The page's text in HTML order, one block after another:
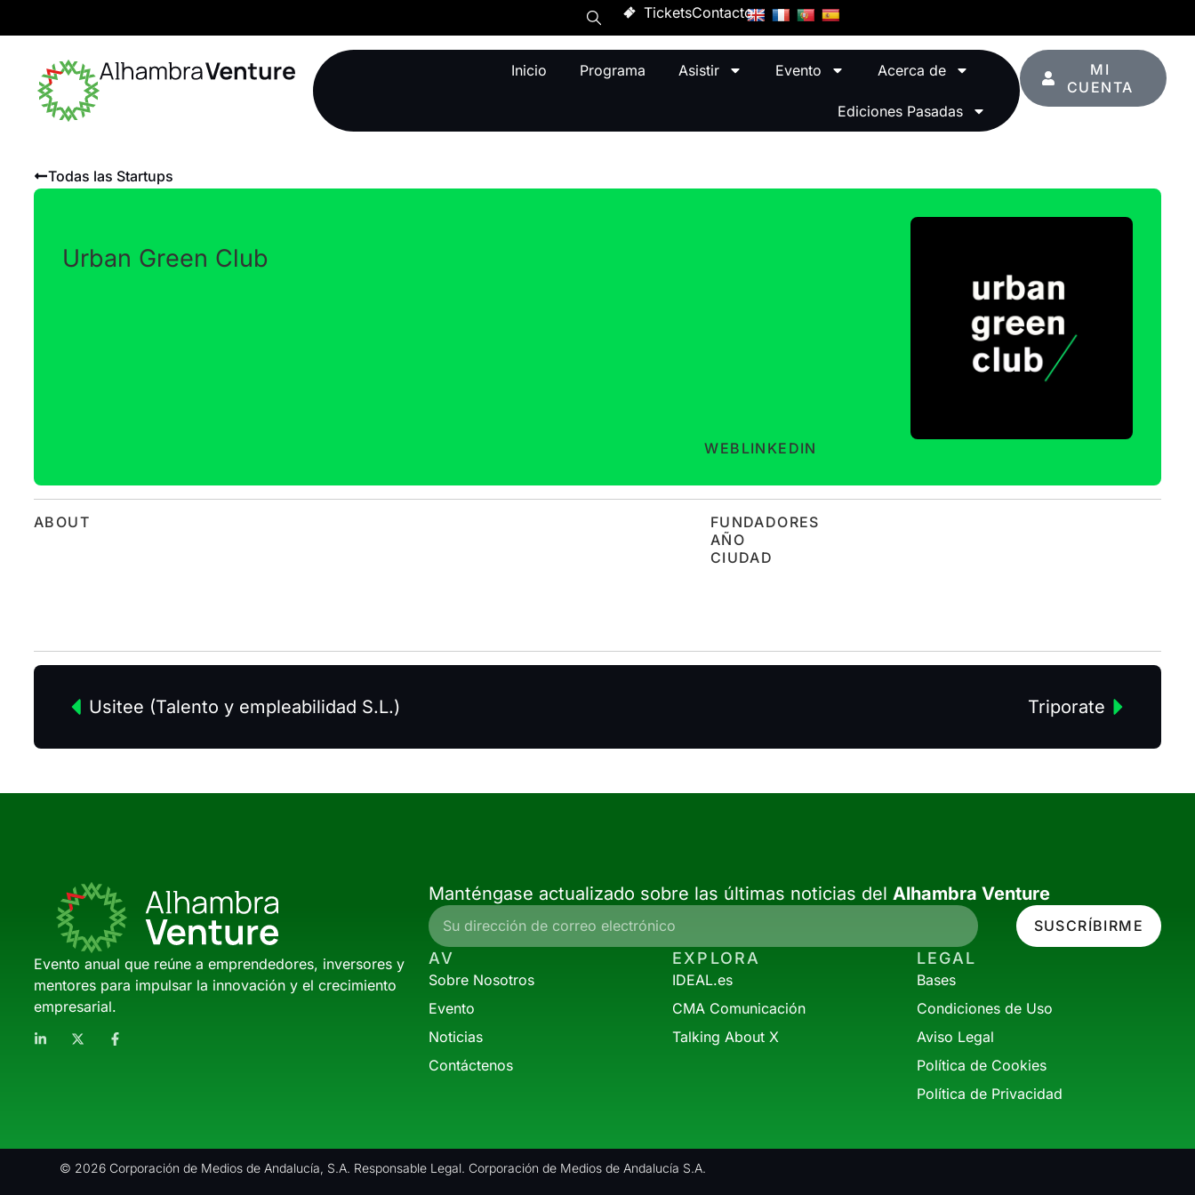
TicketsContacto
Inicio Programa Asistir Evento Acerca de
Ediciones Pasadas
MI
CUENTA
Todas las Startups
Urban Green Club
WEB LINKEDIN
ABOUT
FUNDADORES
AÑO
CIUDAD
Usitee (Talento y empleabilidad S.L.) Triporate
Evento anual que reúne a emprendedores, inversores y
mentores para impulsar la innovación y el crecimiento
empresarial.
Manténgase actualizado sobre las últimas noticias del Alhambra Venture
SUSCRÍBIRME
AV
Sobre Nosotros
Evento
Noticias
Contáctenos
EXPLORA
IDEAL.es
CMA Comunicación
Talking About X
LEGAL
Bases
Condiciones de Uso
Aviso Legal
Política de Cookies
Política de Privacidad
© 2026 Corporación de Medios de Andalucía, S.A. Responsable Legal. Corporación de Medios de Andalucía S.A.